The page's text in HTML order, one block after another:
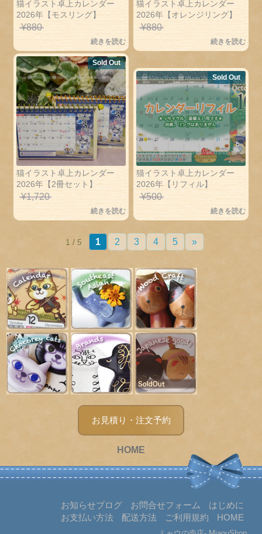
猫イラスト卓上カレンダー
2026年【モスリング】
¥880
続きを読む
猫イラスト卓上カレンダー
2026年【オレンジリング】
¥880
続きを読む
Sold Out
猫イラスト卓上カレンダー
2026年【2冊セット】
¥1,720
続きを読む
Sold Out
猫イラスト卓上カレンダー
2026年【リフィル】
¥500
続きを読む
1 / 5 1 2 3 4 5 »
卓上カレンダー アジアン雑貨
猫キャラ小物 ブランド雑貨
お見積り・注文予約
HOME
お知らせブログ お問合せフォーム
はじめに
お支払い方法
配送方法 ご利用規約 HOME